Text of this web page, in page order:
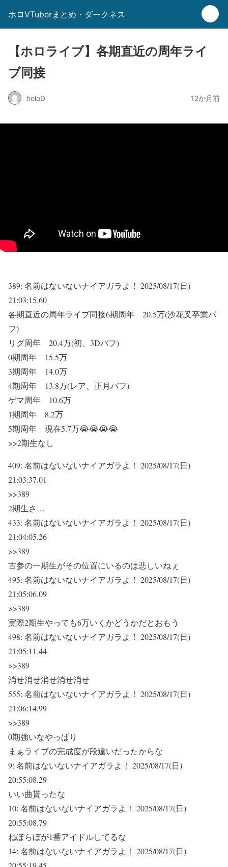
ホロVTuberまとめ・ダークネス
【ホロライブ】各期直近の周年ライ
ブ同接
holoD 12か月前
389: 名前はないないナイアガラよ！ 2025/08/17(日)
21:03:15.60
各期直近の周年ライブ同接6期周年 20.5万(沙花叉卒業バ
フ)
リグ周年 20.4万(初、3Dバフ)
0期周年 15.5万
3期周年 14.0万
4期周年 13.8万(レア、正月バフ)
ゲマ周年 10.6万
1期周年 8.2万
5期周年 現在5.7万😭😭😭😭
>>2期生なし
409: 名前はないないナイアガラよ！ 2025/08/17(日)
21:03:37.01
>>389
2期生さ…
433: 名前はないないナイアガラよ！ 2025/08/17(日)
21:04:05.26
>>389
古参の一期生がその位置にいるのは悲しいねぇ
495: 名前はないないナイアガラよ！ 2025/08/17(日)
21:05:06.09
>>389
実際2期生やっても6万いくかどうかだとおもう
498: 名前はないないナイアガラよ！ 2025/08/17(日)
21:05:11.44
>>389
消せ消せ消せ消せ消せ
555: 名前はないないナイアガラよ！ 2025/08/17(日)
21:06:14.99
>>389
0期強いなやっぱり
まぁライブの完成度が段違いだったからな
9: 名前はないないナイアガラよ！ 2025/08/17(日)
20:55:08.29
いい曲貰ったな
10: 名前はないないナイアガラよ！ 2025/08/17(日)
20:55:08.79
ねぽらぼが1番アイドルしてるな
14: 名前はないないナイアガラよ！ 2025/08/17(日)